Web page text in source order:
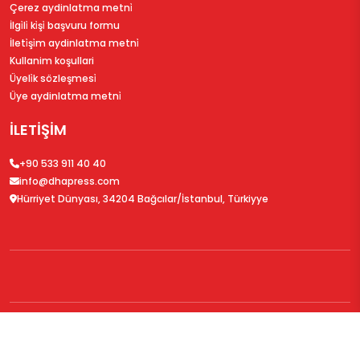
Çerez aydinlatma metni̇
İlgi̇li̇ ki̇şi̇ başvuru formu
İleti̇şi̇m aydinlatma metni̇
Kullanim koşullari
Üyeli̇k sözleşmesi̇
Üye aydinlatma metni̇
İLETİŞİM
+90 533 911 40 40
info@dhapress.com
Hürriyet Dünyası, 34204 Bağcılar/İstanbul, Türkiyye